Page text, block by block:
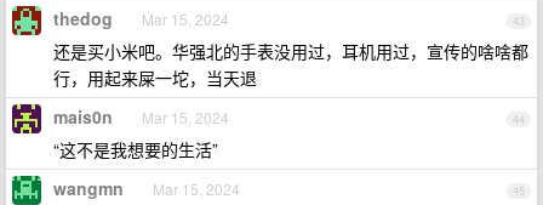
43
thedog Mar 15, 2024
还是买小米吧。华强北的手表没用过，耳机用过，宣传的啥啥都
行，用起来屎一坨，当天退
44
mais0n Mar 15, 2024
“这不是我想要的生活”
45
wangmn Mar 15, 2024